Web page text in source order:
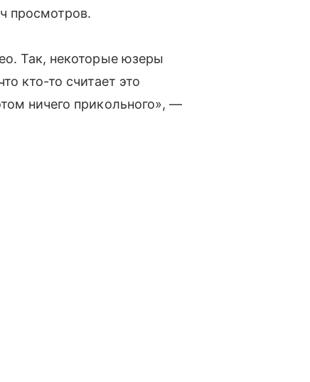
просмотров.
Так, некоторые юзеры
кто-то считает это
ничего прикольного», —